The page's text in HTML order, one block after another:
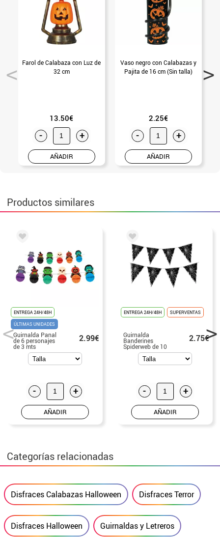
Farol de Calabaza con Luz de
32 cm
13.50€
- +
AÑADIR
Vaso negro con Calabazas y
Pajita de 16 cm (Sin talla)
2.25€
- +
AÑADIR
Productos similares
ENTREGA 24H/48H
ÚLTIMAS UNIDADES
Guirnalda Panal
de 6 personajes
de 3 mts
2.99€
- +
AÑADIR
ENTREGA 24H/48H SUPERVENTAS
Guirnalda
Banderines
Spiderweb de 10
mts
2.75€
- +
AÑADIR
Categorías relacionadas
Disfraces Calabazas Halloween Disfraces Terror
Disfraces Halloween Guirnaldas y Letreros